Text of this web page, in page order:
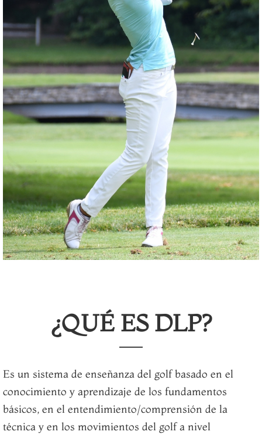
¿QUÉ ES DLP?
Es un sistema de enseñanza del golf basado en el
conocimiento y aprendizaje de los fundamentos
básicos, en el entendimiento/comprensión de la
técnica y en los movimientos del golf a nivel